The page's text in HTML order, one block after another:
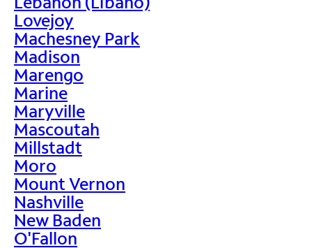
Lovejoy
Machesney Park
Madison
Marengo
Marine
Maryville
Mascoutah
Millstadt
Moro
Mount Vernon
Nashville
New Baden
O'Fallon